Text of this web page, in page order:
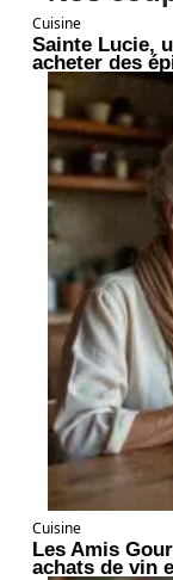
Cuisine
Sainte Lucie,
acheter des
Cuisine
Les Amis
achats de vin